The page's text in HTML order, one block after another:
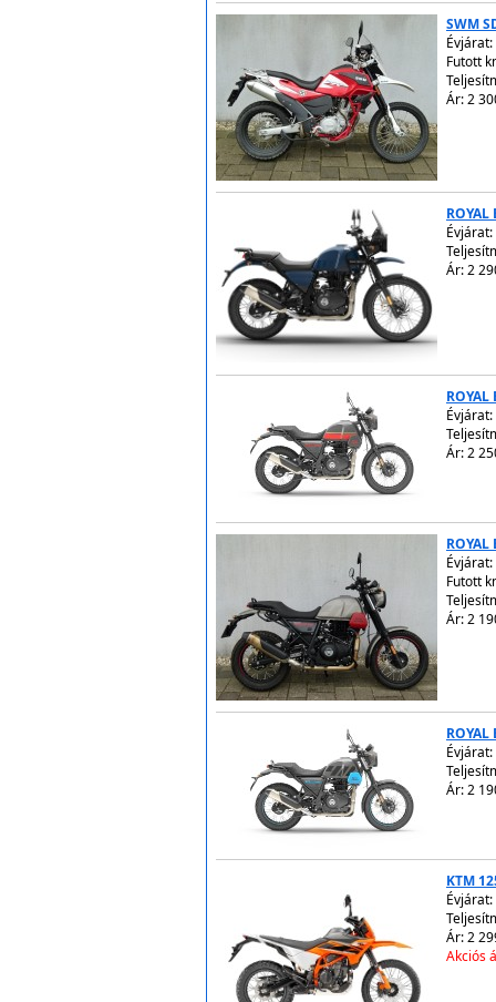
SWM
Évjárat:
Futott
Ár: 2
Évjárat:
Ár: 2
ROYAL
Évjárat:
Ár: 2
ROYAL
Évjárat:
Futott
Ár: 2
ROYAL
Évjárat:
Ár: 2
KTM
Évjárat:
Ár: 2
Akciós